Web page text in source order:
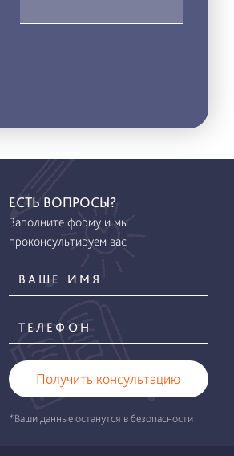
ЕСТЬ ВОПРОСЫ?
Заполните форму и мы
проконсультируем вас
Получить консультацию
*Ваши данные останутся в безопасности